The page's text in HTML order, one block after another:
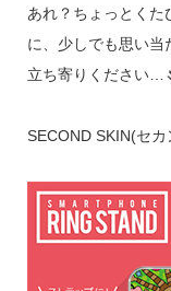
あれ？ちょっとくた
に、少しでも思い当
立ち寄りください
SECOND SKIN(セ